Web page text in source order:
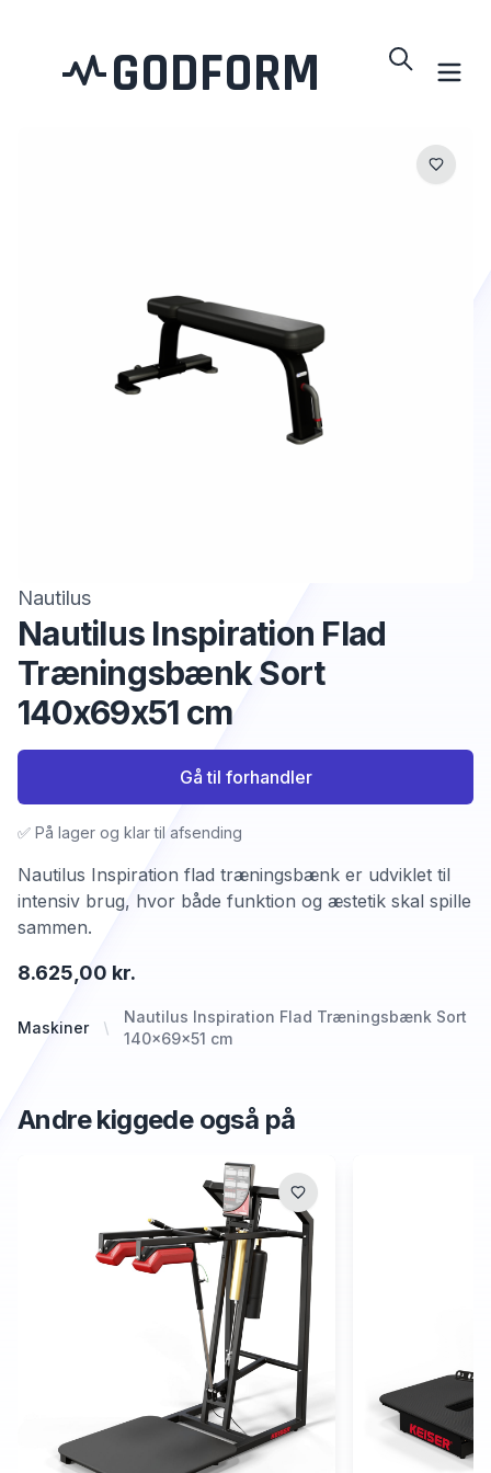
GODFORM
Nautilus
Nautilus Inspiration Flad
Træningsbænk Sort
140x69x51 cm
Maskiner
Nautilus Inspiration Flad Træningsbænk Sort
140x69x51 cm
8.625,00 kr.
Nautilus Inspiration flad træningsbænk er udviklet til
intensiv brug, hvor både funktion og æstetik skal spille
sammen.
✅ På lager og klar til afsending
Gå til forhandler
Andre kiggede også på